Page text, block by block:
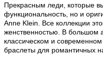
Прекрасным леди, которые
функциональность, но и
Anne Klein. Все коллекции
женственностью. В большом
классическом и
браслеты для романтичных